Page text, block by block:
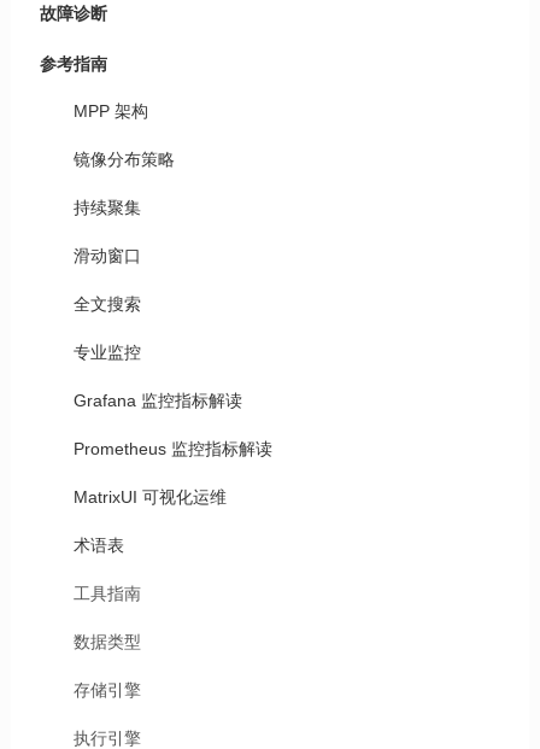
故障诊断
参考指南
MPP 架构
镜像分布策略
持续聚集
滑动窗口
全文搜索
专业监控
Grafana 监控指标解读
Prometheus 监控指标解读
MatrixUI 可视化运维
术语表
工具指南
数据类型
存储引擎
执行引擎